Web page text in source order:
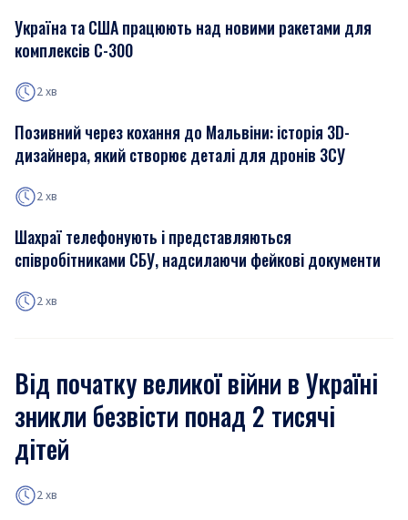
Україна та США працюють над новими ракетами для
комплексів С-300
2 хв
Позивний через кохання до Мальвіни: історія 3D-
дизайнера, який створює деталі для дронів ЗСУ
2 хв
Шахраї телефонують і представляються
співробітниками СБУ, надсилаючи фейкові документи
2 хв
Від початку великої війни в Україні
зникли безвісти понад 2 тисячі
дітей
2 хв